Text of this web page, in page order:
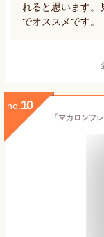
れると思います。
でオススメです。
no. 10